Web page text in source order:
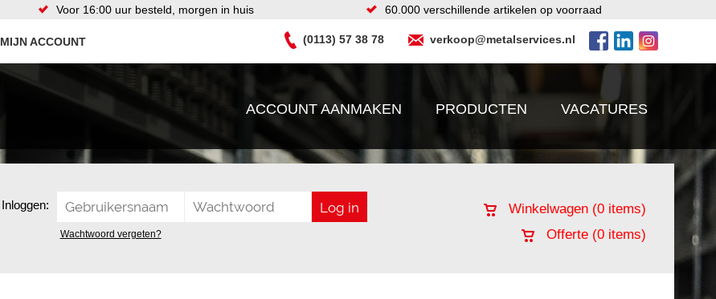
Voor 16:00 uur besteld, morgen in huis 60.000 verschillende artikelen op voorraad
MIJN ACCOUNT (0113) 57 38 78 verkoop@metalservices.nl
ACCOUNT AANMAKEN PRODUCTEN VACATURES
Inloggen:
Wachtwoord vergeten?
Winkelwagen (0 items)
Offerte (0 items)